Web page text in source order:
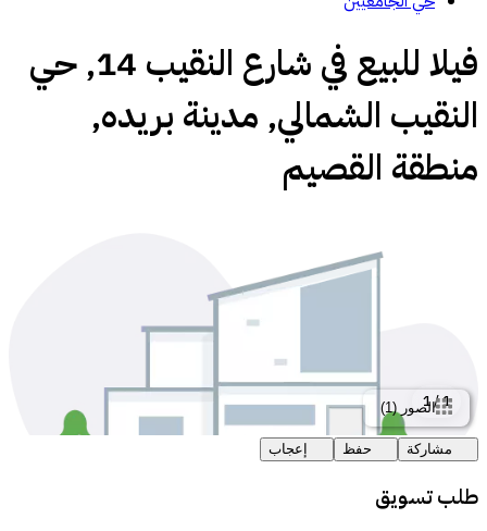
فيلا للبيع في شارع النقيب 14, حي
النقيب الشمالي, مدينة بريده,
منطقة القصيم
1
/
1
الصور (
1
)
مشاركة حفظ إعجاب
طلب تسويق